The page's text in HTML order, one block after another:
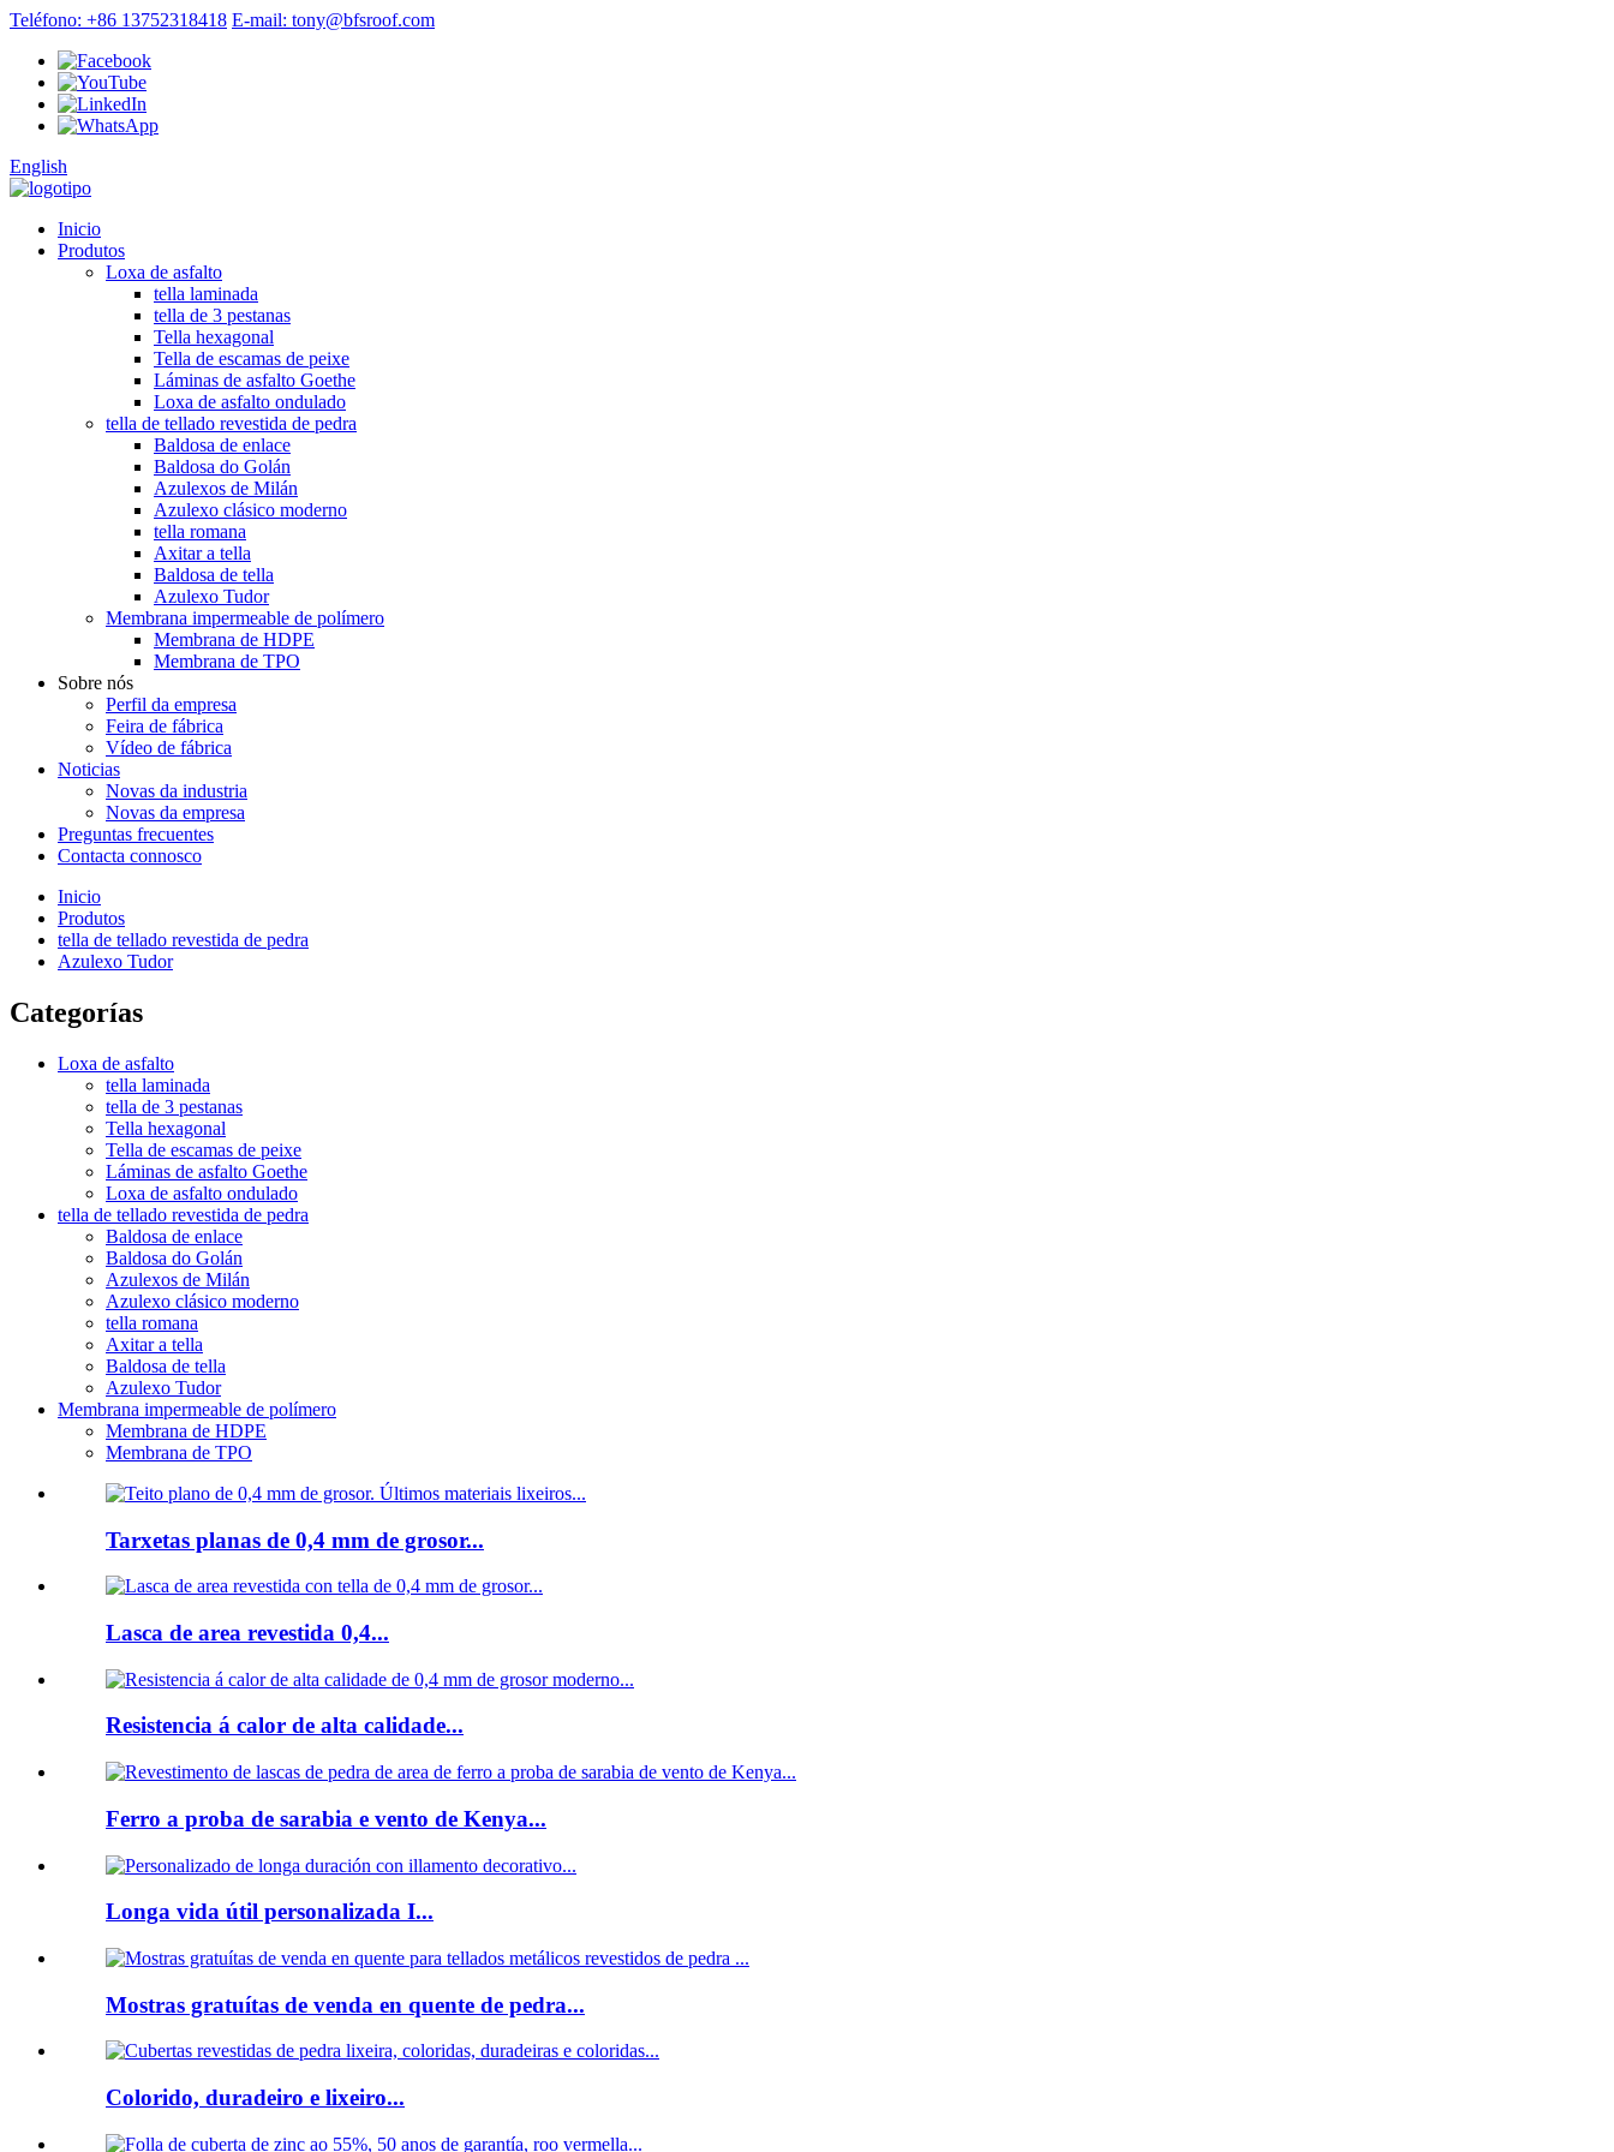
Teléfono: +86 13752318418 E-mail: tony@bfsroof.com
English
Inicio
Produtos
Loxa de asfalto
tella laminada
tella de 3 pestanas
Tella hexagonal
Tella de escamas de peixe
Láminas de asfalto Goethe
Loxa de asfalto ondulado
tella de tellado revestida de pedra
Baldosa de enlace
Baldosa do Golán
Azulexos de Milán
Azulexo clásico moderno
tella romana
Axitar a tella
Baldosa de tella
Azulexo Tudor
Membrana impermeable de polímero
Membrana de HDPE
Membrana de TPO
Sobre nós
Perfil da empresa
Feira de fábrica
Vídeo de fábrica
Noticias
Novas da industria
Novas da empresa
Preguntas frecuentes
Contacta connosco
Inicio
Produtos
tella de tellado revestida de pedra
Azulexo Tudor
Categorías
Loxa de asfalto
tella laminada
tella de 3 pestanas
Tella hexagonal
Tella de escamas de peixe
Láminas de asfalto Goethe
Loxa de asfalto ondulado
tella de tellado revestida de pedra
Baldosa de enlace
Baldosa do Golán
Azulexos de Milán
Azulexo clásico moderno
tella romana
Axitar a tella
Baldosa de tella
Azulexo Tudor
Membrana impermeable de polímero
Membrana de HDPE
Membrana de TPO
Tarxetas planas de 0,4 mm de grosor...
Lasca de area revestida 0,4...
Resistencia á calor de alta calidade...
Ferro a proba de sarabia e vento de Kenya...
Longa vida útil personalizada I...
Mostras gratuítas de venda en quente de pedra...
Colorido, duradeiro e lixeiro...